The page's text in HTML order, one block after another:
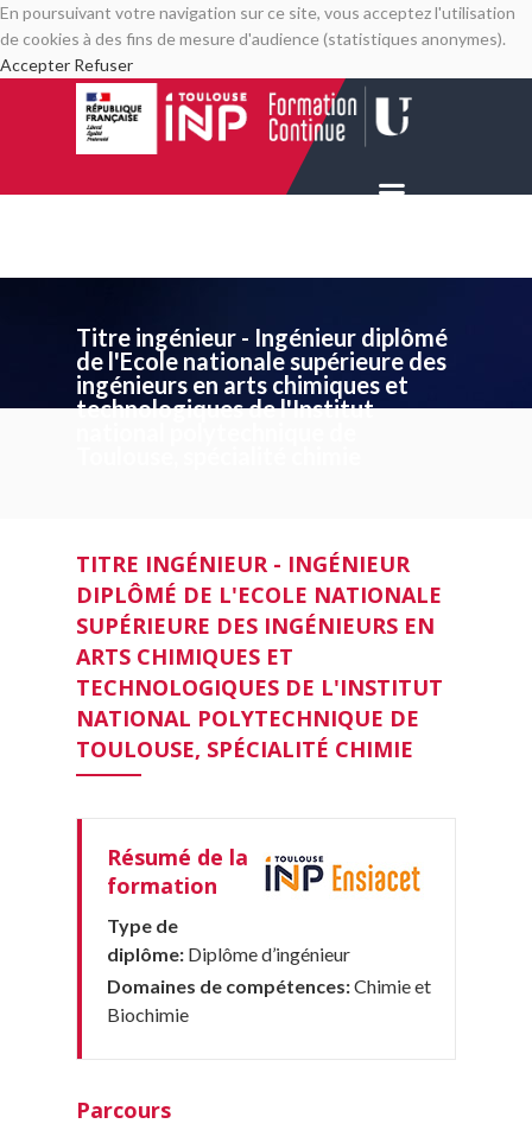
En poursuivant votre navigation sur ce site, vous acceptez l'utilisation
de cookies à des fins de mesure d'audience (statistiques anonymes).
Accepter Refuser
Titre ingénieur - Ingénieur diplômé
de l'Ecole nationale supérieure des
ingénieurs en arts chimiques et
technologiques de l'Institut
TITRE INGÉNIEUR - INGÉNIEUR
DIPLÔMÉ DE L'ECOLE NATIONALE
SUPÉRIEURE DES INGÉNIEURS EN
ARTS CHIMIQUES ET
TECHNOLOGIQUES DE L'INSTITUT
NATIONAL POLYTECHNIQUE DE
TOULOUSE, SPÉCIALITÉ CHIMIE
Résumé de la
formation
Type de
diplôme: Diplôme d’ingénieur
Domaines de compétences:Chimie et
Biochimie
Parcours